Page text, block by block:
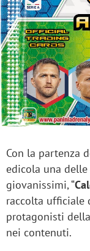
Con la partenza
edicola una
giovanissimi, “
raccolta ufficiale
protagonisti
nei contenuti.